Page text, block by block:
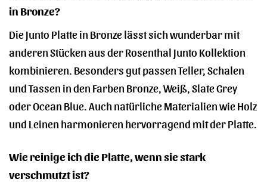
in Bronze?
Die Junto Platte in Bronze lässt sich wunderbar mit
anderen Stücken aus der Rosenthal Junto Kollektion
kombinieren. Besonders gut passen Teller, Schalen
und Tassen in den Farben Bronze, Weiß, Slate Grey
oder Ocean Blue. Auch natürliche Materialien wie Holz
und Leinen harmonieren hervorragend mit der Platte.
Wie reinige ich die Platte, wenn sie stark
verschmutzt ist?